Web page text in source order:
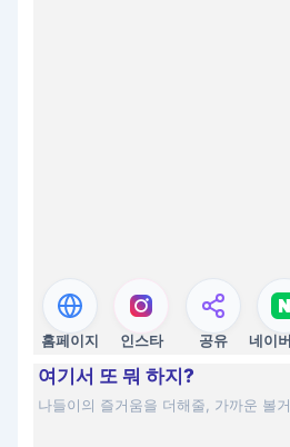
홈페이지 인스타 공유 네이
여기서 또 뭐 하지?
나들이의 즐거움을 더해줄, 가까운 볼